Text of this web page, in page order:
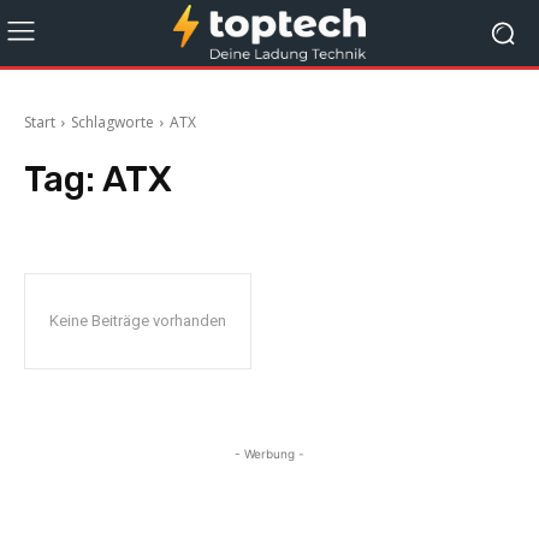
Start Schlagworte ATX
Tag: ATX
Keine Beiträge vorhanden
- Werbung -